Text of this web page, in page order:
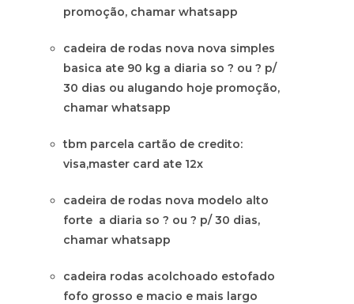
promoção, chamar whatsapp
cadeira de rodas nova nova simples
basica ate 90 kg a diaria so ? ou ? p/
30 dias ou alugando hoje promoção,
chamar whatsapp
tbm parcela cartão de credito:
visa,master card ate 12x
cadeira de rodas nova modelo alto
forte a diaria so ? ou ? p/ 30 dias,
chamar whatsapp
cadeira rodas acolchoado estofado
fofo grosso e macio e mais largo